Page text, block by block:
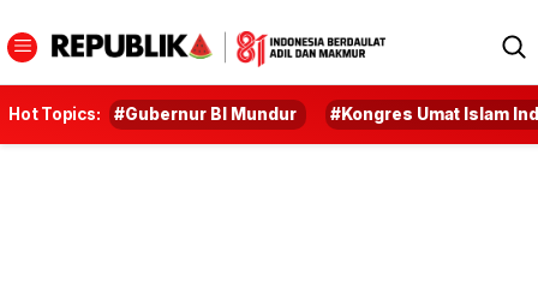
Hot Topics: #Gubernur BI Mundur #Kongres Umat Islam